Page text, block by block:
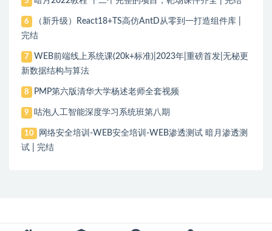
6
（新升级）React18+TS高仿AntD从零到一打造组件库 |
完结
7
WEB前端线上系统课(20k+标准)|2023年|重磅首发|无秘更
新数据结构与算法
8 PMP第六版清华大学杨述老师全套视频
9 咕泡人工智能深度学习系统班第八期
10
网络安全培训-WEB安全培训-WEB渗透测试 暗月渗透测
试 | 完结